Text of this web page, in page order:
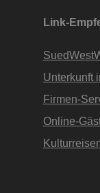
Link-
Unterkunft
Firmen-
Online-